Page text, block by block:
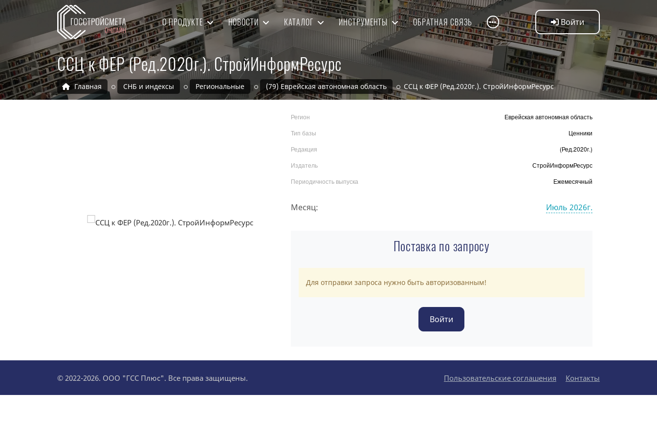
Войти
О ПРОДУКТЕ НОВОСТИ КАТАЛОГ ИНСТРУМЕНТЫ ОБРАТНАЯ СВЯЗЬ
ССЦ к ФЕР (Ред.2020г.). СтройИнформРесурс
Главная СНБ и индексы Региональные (79) Еврейская автономная область ССЦ к ФЕР (Ред.2020г.). СтройИнформРесурс
Регион
Еврейская автономная область
Тип базы
Ценники
Редакция
(Ред.2020г.)
Издатель
СтройИнформРесурс
Периодичность выпуска
Ежемесячный
Месяц: Июль 2026г.
Поставка по запросу
Для отправки запроса нужно быть авторизованным!
© 2022-2026. ООО "ГСС Плюс". Все права защищены. Пользовательские соглашения Контакты